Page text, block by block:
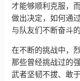
才能够顺利克服，
做出决定，如何通
与队友们不断奋斗的
在不断的挑战中，
那些曾经挑战过的
武者坚韧不拔、敢